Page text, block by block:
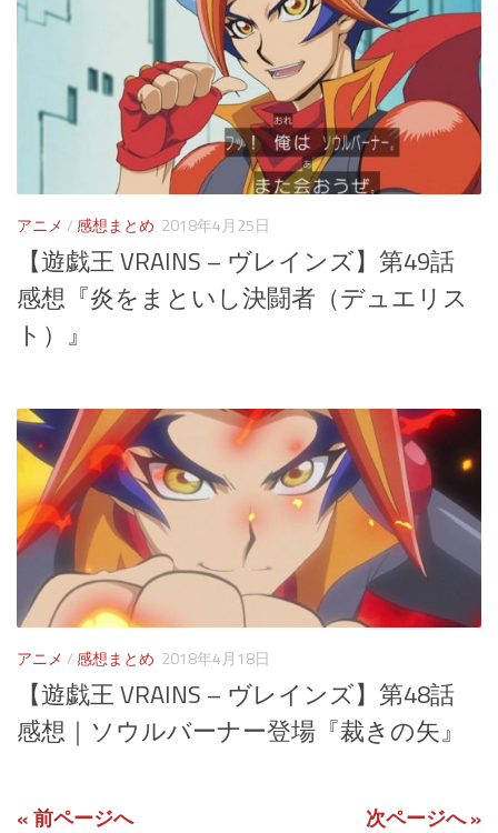
アニメ /感想まとめ 2018年4月25日
【遊戯王 VRAINS – ヴレインズ】第49話
感想『炎をまといし決闘者（デュエリス
ト）』
アニメ /感想まとめ 2018年4月18日
【遊戯王 VRAINS – ヴレインズ】第48話
感想｜ソウルバーナー登場『裁きの矢』
« 前ページへ 次ページへ »